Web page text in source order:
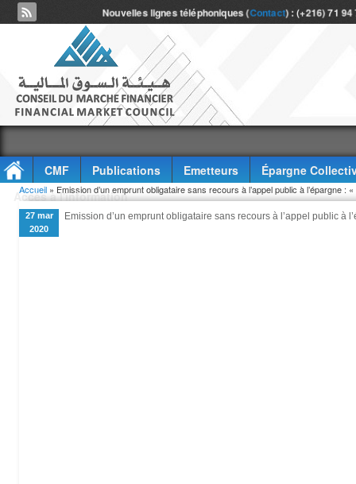
Nouvelles lignes téléphoniques (Contact) : (+216) 71
CMF Publications Emetteurs
Épargne
Accès à l'information
Vous êtes ici
Accueil » Emission d’un emprunt obligataire sans recours à l’appel public à l’épargne :
27 mar
2020
Emission d’un emprunt obligataire sans recours à l’appel public à